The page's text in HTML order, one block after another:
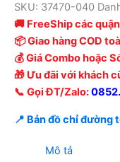
SKU: 37470-040
🚚 FreeShip các
📦 Giao hàng COD
💰 Giá Combo hoặc
🎁 Ưu đãi với khách
📞 Gọi ĐT/Zalo:
📍 Bản đồ chỉ đường
Mô tả